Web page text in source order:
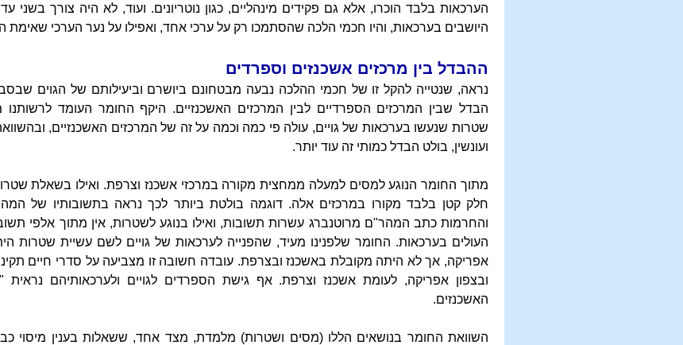
הערכאות בלבד הוכרו, אלא גם פקידים מינהליים, כגון נוטריונים. ועוד, לא היה צורך בשני
היושבים בערכאות, והיו חכמי הלכה שהסתמכו רק על ערכי אחד, ואפילו על נער הערכי שאימת
ההבדל בין מרכזים אשכנזים וספרדים
נראה, שנטייה להקל זו של חכמי ההלכה נבעה מבטחונם ביושרם וביעילותם של הגוים
הבדל שבין המרכזים הספרדיים לבין המרכזים האשכנזיים. היקף החומר העומד
שטרות שנעשו בערכאות של גויים, עולה פי כמה וכמה על זה של המרכזים האשכנזיים,
ועונשין, בולט הבדל כמותי זה עוד יותר.
מתוך החומר הנוגע למסים למעלה ממחצית מקורה במרכזי אשכנז וצרפת. ואילו בשאלת
חלק קטן בלבד מקורו במרכזים אלה. דוגמה בולטת ביותר לכך נראה בתשובותיו של
והחרמות כתב המהר"ם מרוטנברג עשרות תשובות, ואילו בנוגע לשטרות, אין מתוך אלפי
העולים בערכאות. החומר שלפנינו מעיד, שהפנייה לערכאות של גויים לשם עשיית שטרות
אפריקה, אך לא היתה מקובלת באשכנז ובצרפת. עובדה חשובה זו מצביעה על סדרי חיים
ובצפון אפריקה, לעומת אשכנז וצרפת. אף גישת הספרדים לגויים ולערכאותיהם נראית
האשכנזים.
השוואת החומר בנושאים הללו (מסים ושטרות) מלמדת, מצד אחד, ששאלות בענין מיסוי